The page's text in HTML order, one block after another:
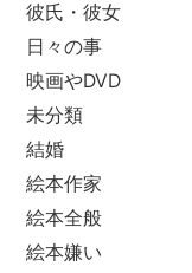
彼氏・彼女
日々の事
映画やDVD
未分類
結婚
絵本作家
絵本全般
絵本嫌い